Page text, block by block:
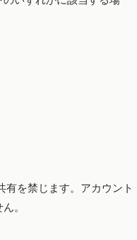
を禁じます。アカウント
。